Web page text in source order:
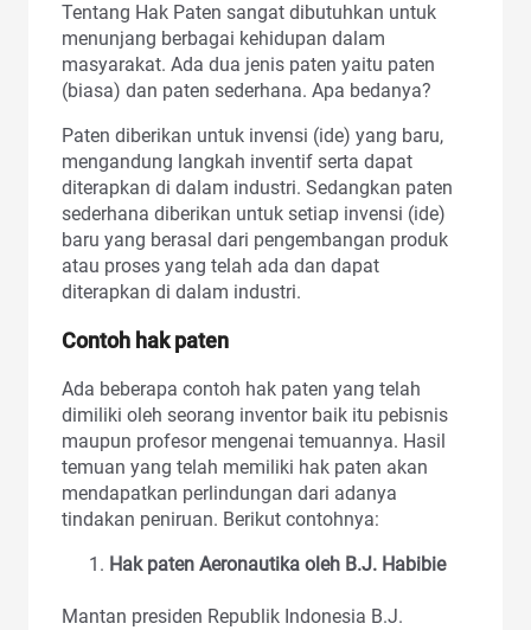
Tentang Hak Paten sangat dibutuhkan untuk
menunjang berbagai kehidupan dalam
masyarakat. Ada dua jenis paten yaitu paten
(biasa) dan paten sederhana. Apa bedanya?
Paten diberikan untuk invensi (ide) yang baru,
mengandung langkah inventif serta dapat
diterapkan di dalam industri. Sedangkan paten
sederhana diberikan untuk setiap invensi (ide)
baru yang berasal dari pengembangan produk
atau proses yang telah ada dan dapat
diterapkan di dalam industri.
Contoh hak paten
Ada beberapa contoh hak paten yang telah
dimiliki oleh seorang inventor baik itu pebisnis
maupun profesor mengenai temuannya. Hasil
temuan yang telah memiliki hak paten akan
mendapatkan perlindungan dari adanya
tindakan peniruan. Berikut contohnya:
Hak paten Aeronautika oleh B.J. Habibie
Mantan presiden Republik Indonesia B.J.